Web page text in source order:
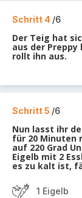
Schritt 4 /6
Der Teig hat
aus der
rollt ihn aus.
Schritt 5 /6
Nun lasst ihr
für 20 Minuten
auf 220 Grad
Eigelb mit 2
es zu kalt ist,
1 Eigelb